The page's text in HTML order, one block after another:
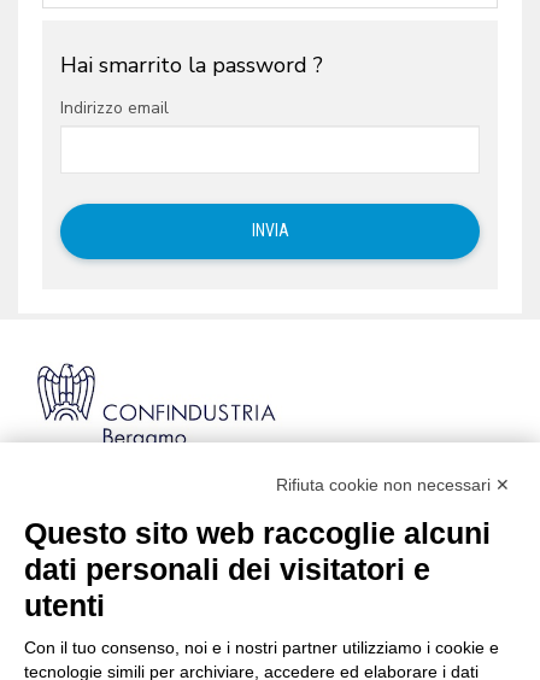
Hai smarrito la password ?
Indirizzo email
Codice Fiscale: 80021750163 | PEC:
info@pec.confindustriabergamo.it
CONFINDUSTRIA BERGAMO
Rifiuta cookie non necessari ✕
Questo sito web raccoglie alcuni
dati personali dei visitatori e
utenti
Con il tuo consenso, noi e i nostri partner utilizziamo i cookie e
tecnologie simili per archiviare, accedere ed elaborare i dati